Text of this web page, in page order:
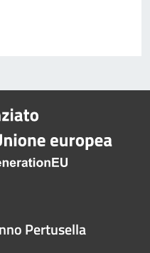
Pertusella